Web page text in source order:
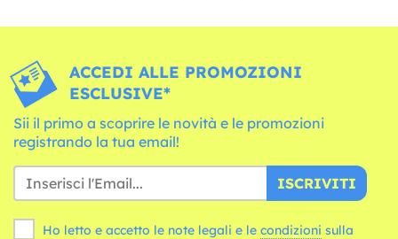
ACCEDI ALLE PROMOZIONI
ESCLUSIVE*
Sii il primo a scoprire le novità e le promozioni
registrando la tua email!
ISCRIVITI
Ho letto e accetto le note legali e le condizioni